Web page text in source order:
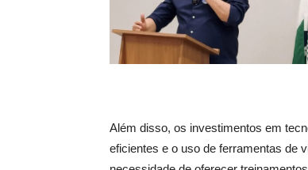
Além disso, os investimentos em
eficientes e o uso de ferramentas de